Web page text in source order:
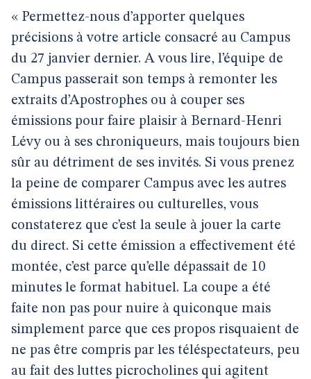
« Permettez-nous d’apporter quelques
précisions à votre article consacré au Campus
du 27 janvier dernier. A vous lire, l’équipe de
Campus passerait son temps à remonter les
extraits d’Apostrophes ou à couper ses
émissions pour faire plaisir à Bernard-Henri
Lévy ou à ses chroniqueurs, mais toujours bien
sûr au détriment de ses invités. Si vous prenez
la peine de comparer Campus avec les autres
émissions littéraires ou culturelles, vous
constaterez que c’est la seule à jouer la carte
du direct. Si cette émission a effectivement été
montée, c’est parce qu’elle dépassait de 10
minutes le format habituel. La coupe a été
faite non pas pour nuire à quiconque mais
simplement parce que ces propos risquaient de
ne pas être compris par les téléspectateurs, peu
au fait des luttes picrocholines qui agitent